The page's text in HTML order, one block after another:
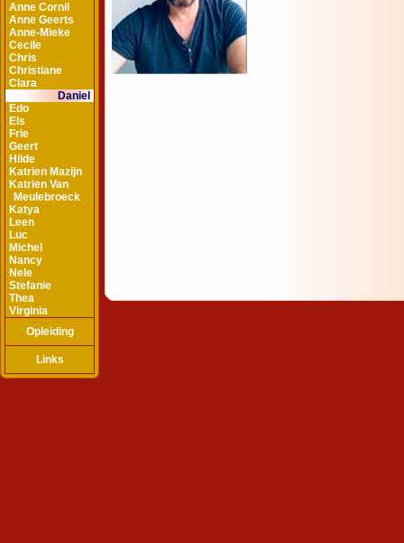
Anne Cornil
Anne Geerts
Anne-Mieke
Cecile
Chris
Christiane
Clara
Daniel
Edo
Els
Frie
Geert
Hilde
Katrien Mazijn
Katrien Van
Meulebroeck
Katya
Leen
Luc
Michel
Nancy
Nele
Stefanie
Thea
Virginia
Opleiding
Links